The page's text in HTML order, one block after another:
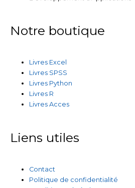
Notre boutique
Livres Excel
Livres SPSS
Livres Python
Livres R
Livres Acces
Liens utiles
Contact
Politique de confidentialité